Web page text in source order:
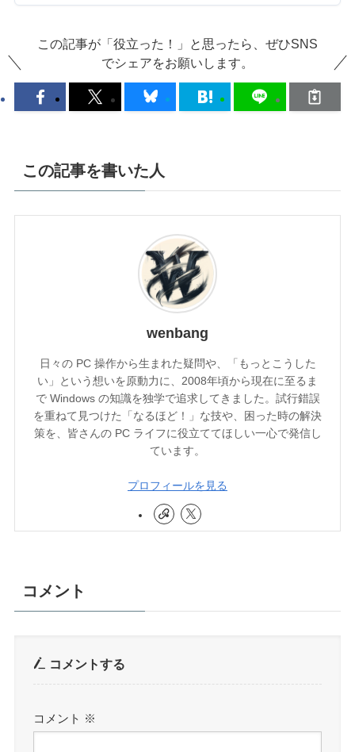
この記事が「役立った！」と思ったら、ぜひSNS
でシェアをお願いします。
この記事を書いた人
wenbang
日々の PC 操作から生まれた疑問や、「もっとこうした
い」という想いを原動力に、2008年頃から現在に至るま
で Windows の知識を独学で追求してきました。試行錯誤
を重ねて見つけた「なるほど！」な技や、困った時の解決
策を、皆さんの PC ライフに役立ててほしい一心で発信し
ています。
プロフィールを見る
コメント
コメントする
コメント ※